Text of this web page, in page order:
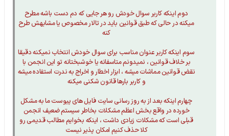
دوم اینکه کاربر سوال خودش رو هر جایی که دم دست باشه مطرح
میکنه در حالی که طبق قوانین باید در تالار مخصوص یا مشابهش طرح
کنه
سوم اینکه کاربر عنوان مناسب برای سوال خودش انتخاب نمیکنه دقیقا
بر خلاف قوانین ، نمیدونم متاسفانه یا خوشبختانه تو این انجمن با
نقض قوانین مماشات میشه ، ابزار اخطار و اخراج به ندرت استفاده میشه
و کاربر بارها قانون شکنی میکنه
چهارم اینکه بعد از به روز رسانی سایت فایل های پیوست ما به مشکل
خورده در واقع بخش اعظم مشکلات بخاطر سیستم ضعیف انجمن
قبلی است که مشکلات زیادی داشت ، اینکه بخوایم مطالب قدیمی رو
کلا حذف کنیم امکان پذیر نیست